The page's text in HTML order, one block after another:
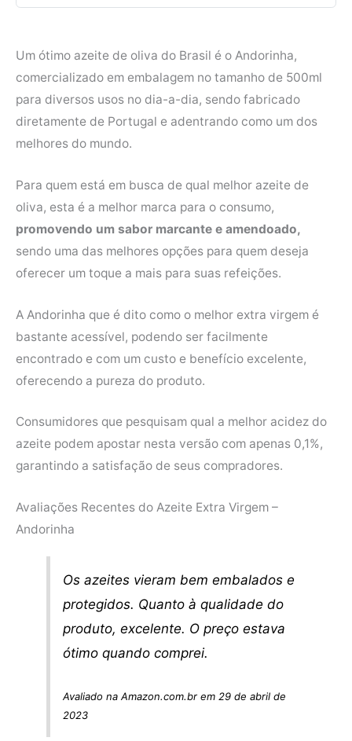
Um ótimo azeite de oliva do Brasil é o Andorinha,
comercializado em embalagem no tamanho de 500ml
para diversos usos no dia-a-dia, sendo fabricado
diretamente de Portugal e adentrando como um dos
melhores do mundo.
Para quem está em busca de qual melhor azeite de
oliva, esta é a melhor marca para o consumo,
promovendo um sabor marcante e amendoado,
sendo uma das melhores opções para quem deseja
oferecer um toque a mais para suas refeições.
A Andorinha que é dito como o melhor extra virgem é
bastante acessível, podendo ser facilmente
encontrado e com um custo e benefício excelente,
oferecendo a pureza do produto.
Consumidores que pesquisam qual a melhor acidez do
azeite podem apostar nesta versão com apenas 0,1%,
garantindo a satisfação de seus compradores.
Avaliações Recentes do Azeite Extra Virgem –
Andorinha
Os azeites vieram bem embalados e
protegidos. Quanto à qualidade do
produto, excelente. O preço estava
ótimo quando comprei.
Avaliado na Amazon.com.br em 29 de abril de
2023